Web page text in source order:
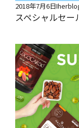
2018年7月6日
スペシャルセ